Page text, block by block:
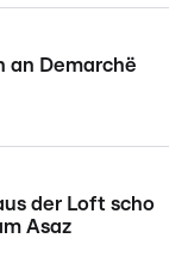
an Demarchë
der Loft scho
Asaz